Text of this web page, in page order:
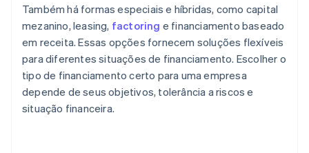
Também há formas especiais e híbridas, como capital
mezanino, leasing, factoring e financiamento baseado
em receita. Essas opções fornecem soluções flexíveis
para diferentes situações de financiamento. Escolher o
tipo de financiamento certo para uma empresa
depende de seus objetivos, tolerância a riscos e
situação financeira.